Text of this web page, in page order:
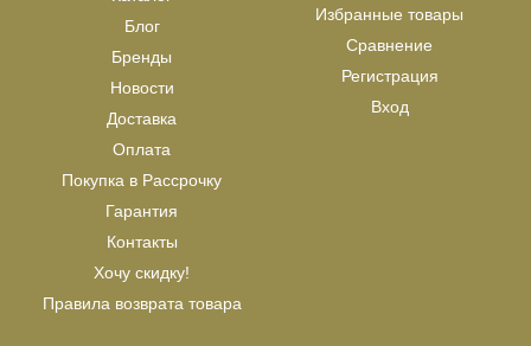
Блог
Бренды
Новости
Доставка
Оплата
Покупка в Рассрочку
Гарантия
Контакты
Хочу скидку!
Правила возврата товара
Избранные товары
Сравнение
Регистрация
Вход